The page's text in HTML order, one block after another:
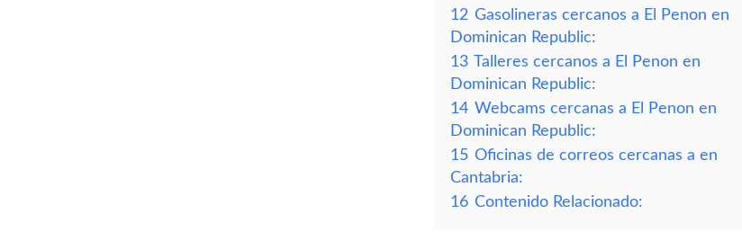
12 Gasolineras cercanos a El Penon en
Dominican Republic:
13 Talleres cercanos a El Penon en
Dominican Republic:
14 Webcams cercanas a El Penon en
Dominican Republic:
15 Oficinas de correos cercanas a en
Cantabria:
16 Contenido Relacionado: